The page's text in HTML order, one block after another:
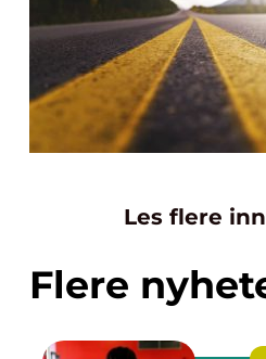
Les flere
Flere